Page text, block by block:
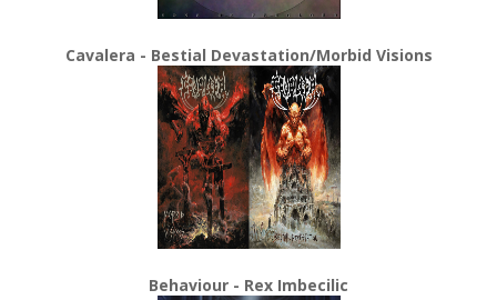
Cavalera - Bestial Devastation/Morbid Visions
Behaviour - Rex Imbecilic